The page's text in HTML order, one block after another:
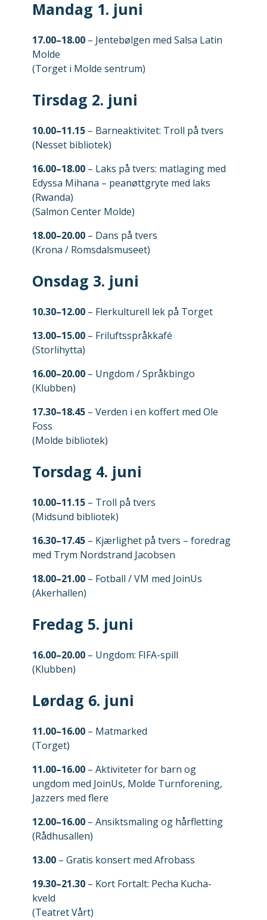
Mandag 1. juni
17.00–18.00 – Jentebølgen med Salsa Latin
Molde
(Torget i Molde sentrum)
Tirsdag 2. juni
10.00–11.15 – Barneaktivitet: Troll på tvers
(Nesset bibliotek)
16.00–18.00 – Laks på tvers: matlaging med
Edyssa Mihana – peanøttgryte med laks
(Rwanda)
(Salmon Center Molde)
18.00–20.00 – Dans på tvers
(Krona / Romsdalsmuseet)
Onsdag 3. juni
10.30–12.00 – Flerkulturell lek på Torget
13.00–15.00 – Friluftsspråkkafé
(Storlihytta)
16.00–20.00 – Ungdom / Språkbingo
(Klubben)
17.30–18.45 – Verden i en koffert med Ole
Foss
(Molde bibliotek)
Torsdag 4. juni
10.00–11.15 – Troll på tvers
(Midsund bibliotek)
16.30–17.45 – Kjærlighet på tvers – foredrag
med Trym Nordstrand Jacobsen
18.00–21.00 – Fotball / VM med JoinUs
(Akerhallen)
Fredag 5. juni
16.00–20.00 – Ungdom: FIFA-spill
(Klubben)
Lørdag 6. juni
11.00–16.00 – Matmarked
(Torget)
11.00–16.00 – Aktiviteter for barn og
ungdom med JoinUs, Molde Turnforening,
Jazzers med flere
12.00–16.00 – Ansiktsmaling og hårfletting
(Rådhusallen)
13.00 – Gratis konsert med Afrobass
19.30–21.30 – Kort Fortalt: Pecha Kucha-
kveld
(Teatret Vårt)